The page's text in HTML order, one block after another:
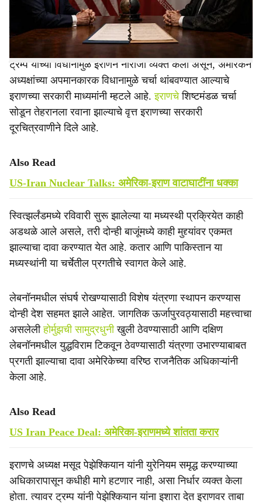
यांनी केलेल्या विधानांमुळे रविवारी (ता. २१) या चर्चेत तणाव निर्माण
झाला होता.
ट्रम्प यांच्या विधानामुळे इराणने नाराजी व्यक्त केली असून, अमेरिकन
अध्यक्षांच्या अपमानकारक विधानामुळे चर्चा थांबवण्यात आल्याचे
इराणच्या सरकारी माध्यमांनी म्हटले आहे.इराणचेशिष्टमंडळ चर्चा
सोडून तेहरानला रवाना झाल्याचे वृत्त इराणच्या सरकारी
दूरचित्रवाणीने दिले आहे.
Also Read
US-Iran Nuclear Talks: अमेरिका-इराण वाटाघाटींना धक्का
स्वित्झर्लंडमध्ये रविवारी सुरू झालेल्या या मध्यस्थी प्रक्रियेत काही
अडथळे आले असले, तरी दोन्ही बाजूंमध्ये काही मुद्द्यांवर एकमत
झाल्याचा दावा करण्यात येत आहे. कतार आणि पाकिस्तान या
मध्यस्थांनी या चर्चेतील प्रगतीचे स्वागत केले आहे.
लेबनॉनमधील संघर्ष रोखण्यासाठी विशेष यंत्रणा स्थापन करण्यास
दोन्ही देश सहमत झाले आहेत. जागतिक ऊर्जापुरवठ्यासाठी महत्त्वाचा
असलेलीहोर्मुझची सामुद्रधुनीखुली ठेवण्यासाठी आणि दक्षिण
लेबनॉनमधील युद्धविराम टिकवून ठेवण्यासाठी यंत्रणा उभारण्याबाबत
प्रगती झाल्याचा दावा अमेरिकेच्या वरिष्ठ राजनैतिक अधिकाऱ्यांनी
केला आहे.
Also Read
US Iran Peace Deal: अमेरिका-इराणमध्ये शांतता करार
इराणचे अध्यक्ष मसूद पेझेश्कियान यांनी युरेनियम समृद्ध करण्याच्या
अधिकारापासून कधीही मागे हटणार नाही, असा निर्धार व्यक्त केला
होता. त्यावर ट्रम्प यांनी पेझेश्कियान यांना इशारा देत इराणवर ताबा